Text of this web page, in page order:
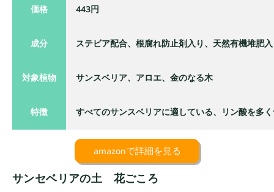
価格 443円
成分 ステビア配合、根腐れ防止剤入り、天然有機堆肥
対象植物 サンスベリア、アロエ、金のなる木
特徴 すべてのサンスベリアに適している、リン酸を多
amazonで詳細を見る
サンセベリアの土 花ごころ